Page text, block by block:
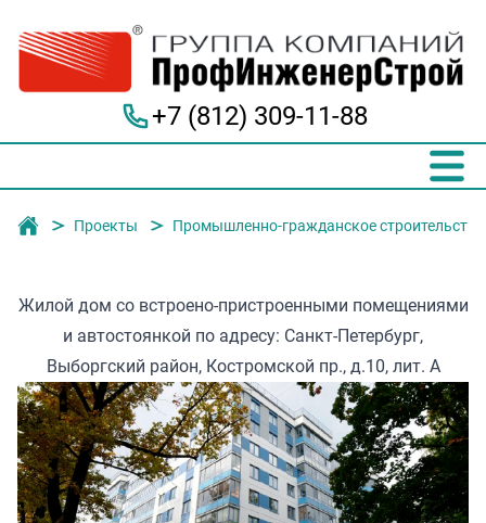
+7 (812) 309-11-88
Группа компаний "ПрофИнженерСтрой"
Проекты Промышленно-гражданское строительство
Жилой дом со встроено-пристроенными помещениями
и автостоянкой по адресу: Санкт-Петербург,
Выборгский район, Костромской пр., д.10, лит. А